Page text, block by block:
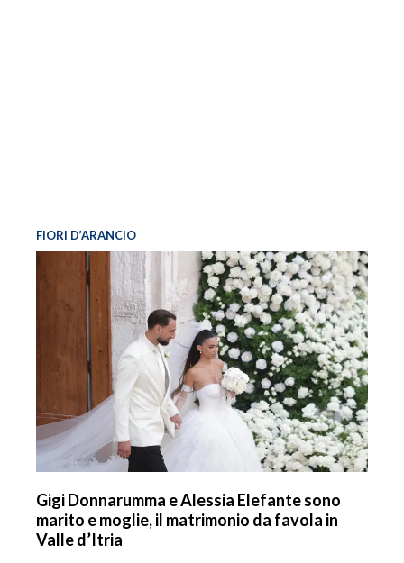
FIORI D’ARANCIO
Gigi Donnarumma e Alessia Elefante sono
marito e moglie, il matrimonio da favola in
Valle d’Itria